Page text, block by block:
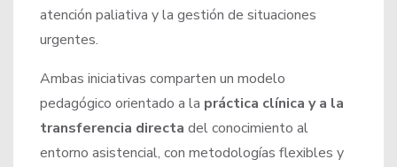
atención paliativa y la gestión de situaciones
urgentes.
Ambas iniciativas comparten un modelo
pedagógico orientado a la práctica clínica y a la
transferencia directa del conocimiento al
entorno asistencial, con metodologías flexibles y